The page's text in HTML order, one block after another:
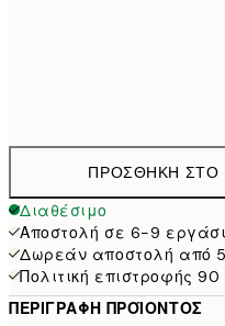
ΠΡΟΣΘΉΚΗ ΣΤΟ
Διαθέσιμο
Αποστολή σε 6-9
Δωρεάν αποστολή από
Πολιτική επιστροφής
ΠΕΡΙΓΡΑΦΉ ΠΡΟΪΌΝΤΟΣ